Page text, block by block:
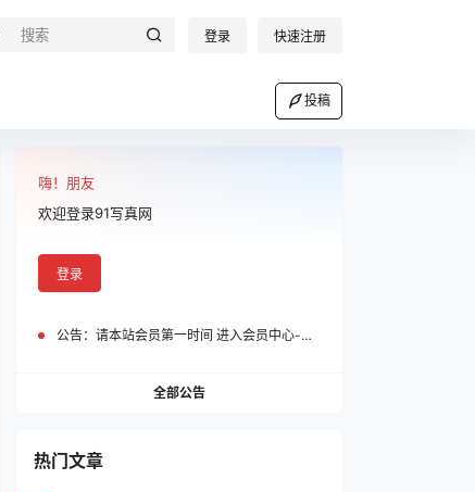
登录 快速注册
投稿
嗨！朋友
欢迎登录91写真网
登录
公告： 请本站会员第一时间 进入会员中心-我的设置中为您的账号绑定邮箱!
全部公告
热门文章